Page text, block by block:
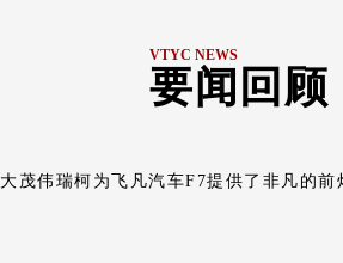
VTYC NEWS
要闻回顾
大茂伟瑞柯为飞凡汽车F7提供了非凡的前